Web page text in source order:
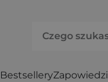
BestselleryZapowiedzi